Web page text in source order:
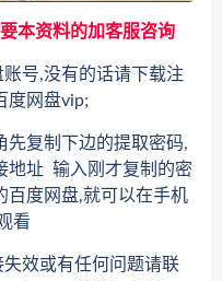
本资料的加客服咨询
号,没有的话请下载注
度网盘vip;
先复制下边的提取密码,
地址 输入刚才复制的密
百度网盘,就可以在手机
看
效或有任何问题请联